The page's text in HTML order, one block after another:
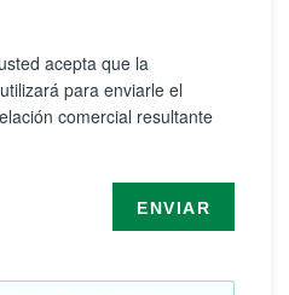
acepta que la
para enviarle el
comercial resultante
ENVIAR